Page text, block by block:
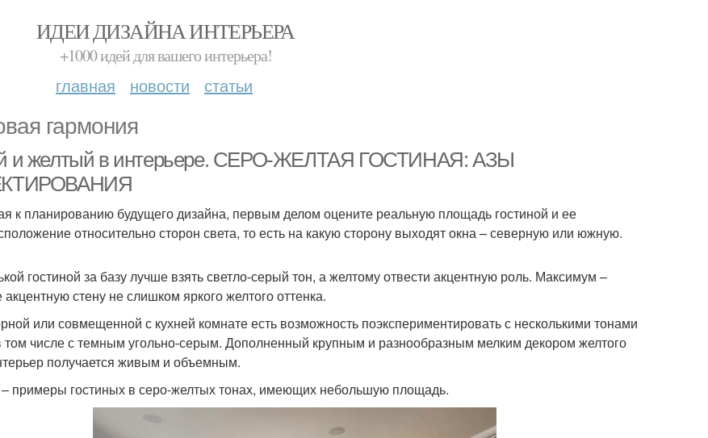
ИДЕИ ДИЗАЙНА ИНТЕРЬЕРА
+1000 идей для вашего интерьера!
главная новости статьи
гармония
и желтый в интерьере. СЕРО-ЖЕЛТАЯ ГОСТИНАЯ: АЗЫ
к планированию будущего дизайна, первым делом оцените реальную площадь гостиной и ее
относительно сторон света, то есть на какую сторону выходят окна – северную или южную.
гостиной за базу лучше взять светло-серый тон, а желтому отвести акцентную роль. Максимум –
акцентную стену не слишком яркого желтого оттенка.
или совмещенной с кухней комнате есть возможность поэкспериментировать с несколькими тонами
том числе с темным угольно-серым. Дополненный крупным и разнообразным мелким декором желтого
получается живым и объемным.
примеры гостиных в серо-желтых тонах, имеющих небольшую площадь.